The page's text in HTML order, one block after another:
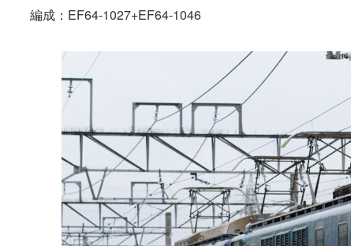
編成：EF64-1027+EF64-1046